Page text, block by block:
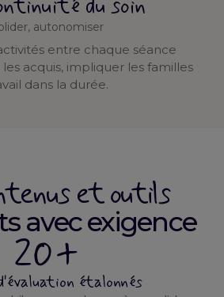
du soin
autonomiser
entre chaque séance
acquis, impliquer les familles
dans la durée.
et outils
avec exigence
20+
étalonnés